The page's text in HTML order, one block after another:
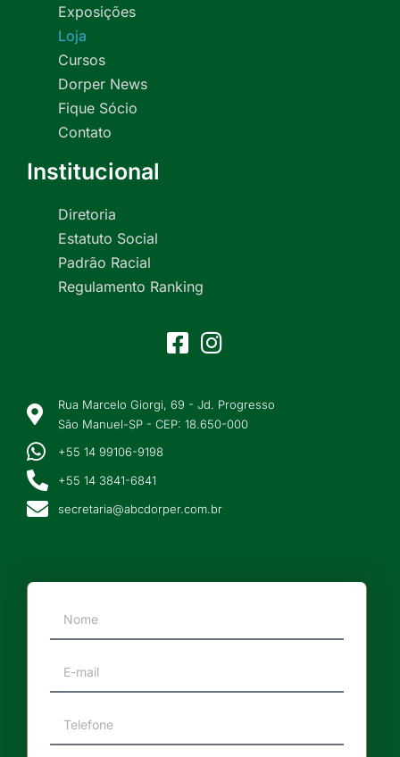
Exposições
Loja
Cursos
Dorper News
Fique Sócio
Contato
Institucional
Diretoria
Estatuto Social
Padrão Racial
Regulamento Ranking
Rua Marcelo Giorgi, 69 - Jd. Progresso
São Manuel-SP - CEP: 18.650-000
+55 14 99106-9198
+55 14 3841-6841
secretaria@abcdorper.com.br